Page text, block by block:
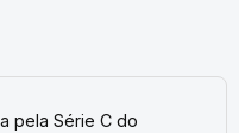
pela Série C do